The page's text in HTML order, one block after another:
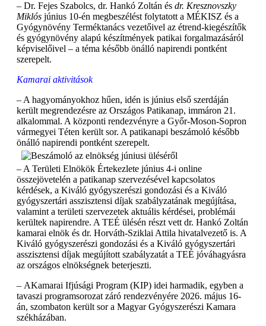
– Dr. Fejes Szabolcs, dr. Hankó Zoltán és dr. Kresznovszky
Miklós június 10-én megbeszélést folytatott a MÉKISZ és a
Gyógynövény Terméktanács vezetőivel az étrend-kiegészítők
és gyógynövény alapú készítmények patikai forgalmazásáról
képviselőivel – a téma később önálló napirendi pontként
szerepelt.
Kamarai aktivitások
– A hagyományokhoz hűen, idén is június első szerdáján
került megrendezésre az Országos Patikanap, immáron 21.
alkalommal. A központi rendezvényre a Győr-Moson-Sopron
vármegyei Téten került sor. A patikanapi beszámoló később
önálló napirendi pontként szerepelt.
– A Területi Elnökök Értekezlete június 4-i online
összejövetelén a patikanap szervezésével kapcsolatos
kérdések, a Kiváló gyógyszerészi gondozási és a Kiváló
gyógyszertári asszisztensi díjak szabályzatának megújítása,
valamint a területi szervezetek aktuális kérdései, problémái
kerültek napirendre. A TEÉ ülésén részt vett dr. Hankó Zoltán
kamarai elnök és dr. Horváth-Sziklai Attila hivatalvezető is. A
Kiváló gyógyszerészi gondozási és a Kiváló gyógyszertári
asszisztensi díjak megújított szabályzatát a TEÉ jóváhagyásra
az országos elnökségnek beterjeszti.
– AKamarai Ifjúsági Program (KIP) idei harmadik, egyben a
tavaszi programsorozat záró rendezvényére 2026. május 16-
án, szombaton került sor a Magyar Gyógyszerészi Kamara
székházában.